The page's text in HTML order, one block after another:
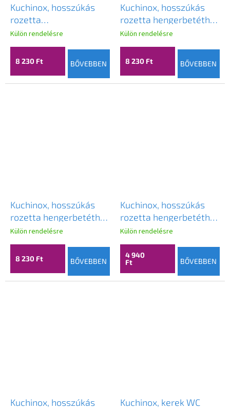
Kuchinox, hosszúkás
rozetta
cilinderbetéthez
117x50x9 mm, szatén,
LAV-LZ3_302A
Külön rendelésre
8 230 Ft BŐVEBBEN
Kuchinox, hosszúkás
rozetta hengerbetéthez
117x50x9 mm, patinás,
LAV-LZ3_402A
Külön rendelésre
8 230 Ft BŐVEBBEN
Kuchinox, hosszúkás
rozetta hengerbetéthez
117x50x9 mm, fekete,
LAV-LZ3_902A
Külön rendelésre
8 230 Ft BŐVEBBEN
Kuchinox, hosszúkás
rozetta hengerbetéthez
116x49x10 mm, szatén
acél, LAV-LZ1_102A
Külön rendelésre
4 940
Ft
BŐVEBBEN
Kuchinox, hosszúkás
Kuchinox, kerek WC